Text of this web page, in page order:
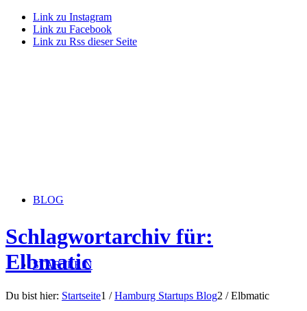
Link zu Instagram
Link zu Facebook
Link zu Rss dieser Seite
BLOG
STARTERiN
Schlagwortarchiv für:
Elbmatic
Du bist hier: Startseite1 / Hamburg Startups Blog2 / Elbmatic